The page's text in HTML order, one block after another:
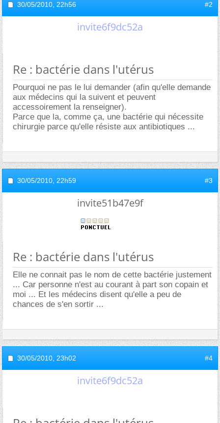
30/05/2010, 22h56 #2
invite6f9dc52a
Re : bactérie dans l'utérus
Pourquoi ne pas le lui demander (afin qu'elle demande
aux médecins qui la suivent et peuvent
accessoirement la renseigner).
Parce que la, comme ça, une bactérie qui nécessite
chirurgie parce qu'elle résiste aux antibiotiques ...
30/05/2010, 22h59 #3
invite51b47e9f
Re : bactérie dans l'utérus
Elle ne connait pas le nom de cette bactérie justement
... Car personne n'est au courant à part son copain et
moi ... Et les médecins disent qu'elle a peu de
chances de s'en sortir ...
30/05/2010, 23h02 #4
invite6f9dc52a